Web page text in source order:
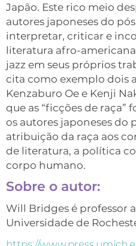
Japão. Este rico meio
autores japoneses do
interpretar, criticar e
literatura afro-
jazz em seus próprios
cita como exemplo dois
Kenzaburo Oe e Kenji
que as “ficções de raça”
os autores japoneses do
atribuição da raça aos
de literatura, a política
corpo humano.
Sobre o autor:
Will Bridges é professor
Universidade de